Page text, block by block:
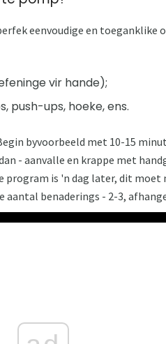
eenvoudige en toeganklike
vir hande);
push-ups, hoeke, ens.
byvoorbeeld met 10-15
- aanvalle en krappe met
program is 'n dag later, dit moet
benaderings - 2-3,